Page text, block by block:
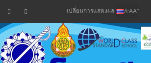
เปลี่ยนการแสดงผล A-AA+